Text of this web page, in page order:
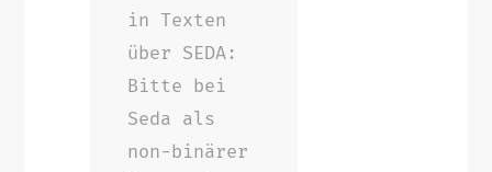
in Texten
über SEDA:
Bitte bei
Seda als
non-binärer